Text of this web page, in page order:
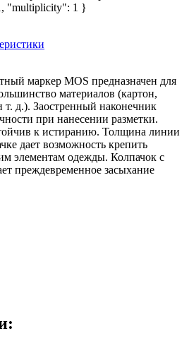
"multiplicity": 1 }
маркер MOS предназначен для
материалов (картон,
т. д.). Заостренный наконечник
при нанесении разметки.
к истиранию. Толщина линии
дает возможность крепить
элементам одежды. Колпачок с
преждевременное засыхание